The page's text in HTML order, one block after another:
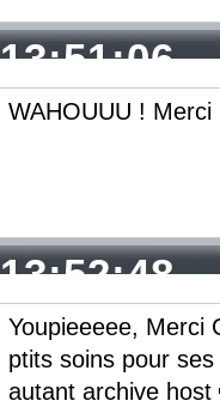
WAHOUUU !
Youpieeeee, Merci
ptits soins pour
autant archive host